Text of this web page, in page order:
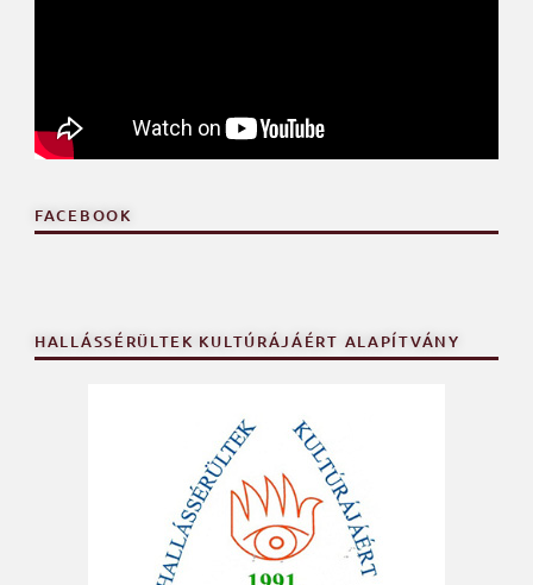
FACEBOOK
HALLÁSSÉRÜLTEK KULTÚRÁJÁÉRT ALAPÍTVÁNY